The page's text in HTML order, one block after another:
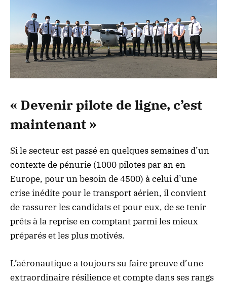
« Devenir pilote de ligne, c’est
maintenant »
Si le secteur est passé en quelques semaines d’un
contexte de pénurie (1000 pilotes par an en
Europe, pour un besoin de 4500) à celui d’une
crise inédite pour le transport aérien, il convient
de rassurer les candidats et pour eux, de se tenir
prêts à la reprise en comptant parmi les mieux
préparés et les plus motivés.
L’aéronautique a toujours su faire preuve d’une
extraordinaire résilience et compte dans ses rangs